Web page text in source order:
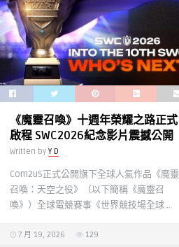
《魔靈召喚》十週年榮耀之路正式
啟程 SWC2026紀念影片震撼公開
Written by Y D
Com2uS正式公開旗下全球人氣作品《魔靈
召喚：天空之役》（以下簡稱《魔靈召
喚》）全球電競賽事《世界競技場全球 ..
7 月 19, 2026 129